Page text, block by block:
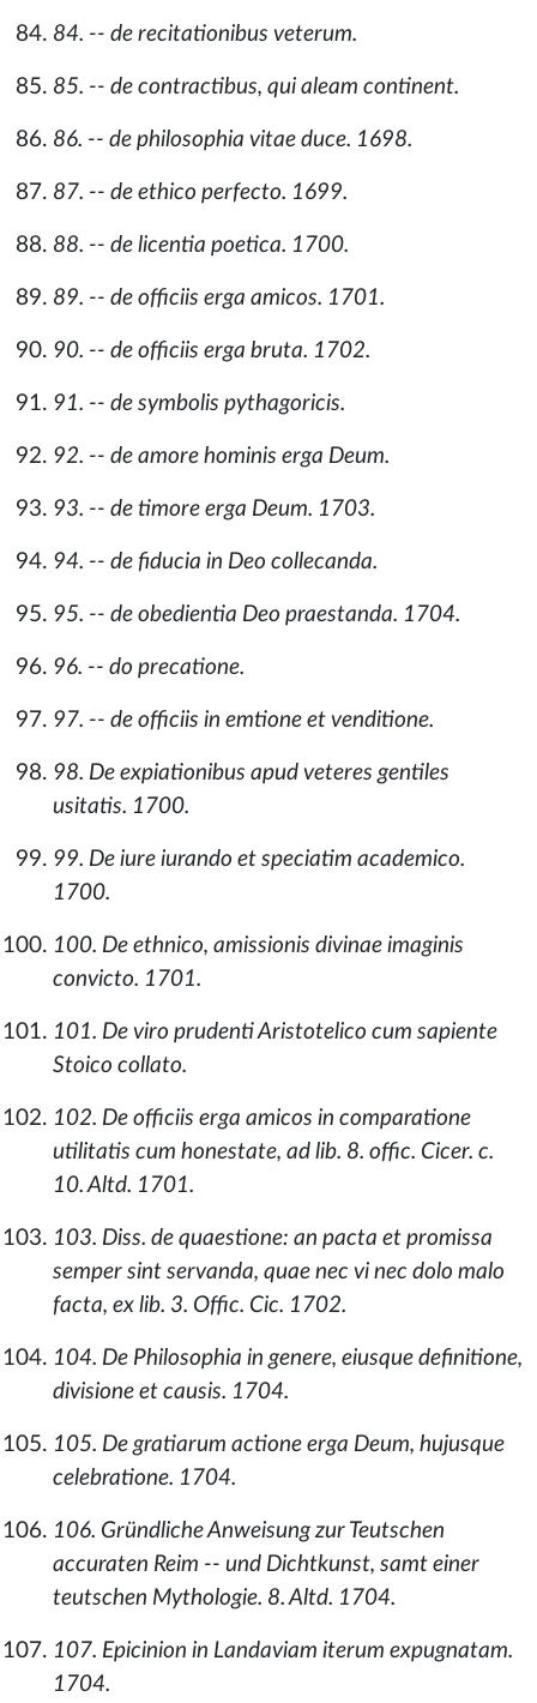
84. -- de recitationibus veterum.
85. -- de contractibus, qui aleam continent.
86. -- de philosophia vitae duce. 1698.
87. -- de ethico perfecto. 1699.
88. -- de licentia poetica. 1700.
89. -- de officiis erga amicos. 1701.
90. -- de officiis erga bruta. 1702.
91. -- de symbolis pythagoricis.
92. -- de amore hominis erga Deum.
93. -- de timore erga Deum. 1703.
94. -- de fiducia in Deo collecanda.
95. -- de obedientia Deo praestanda. 1704.
96. -- do precatione.
97. -- de officiis in emtione et venditione.
98. De expiationibus apud veteres gentiles
usitatis. 1700.
99. De iure iurando et speciatim academico.
1700.
100. De ethnico, amissionis divinae imaginis
convicto. 1701.
101. De viro prudenti Aristotelico cum sapiente
Stoico collato.
102. De officiis erga amicos in comparatione
utilitatis cum honestate, ad lib. 8. offic. Cicer. c.
10. Altd. 1701.
103. Diss. de quaestione: an pacta et promissa
semper sint servanda, quae nec vi nec dolo malo
facta, ex lib. 3. Offic. Cic. 1702.
104. De Philosophia in genere, eiusque definitione,
divisione et causis. 1704.
105. De gratiarum actione erga Deum, hujusque
celebratione. 1704.
106. Gründliche Anweisung zur Teutschen
accuraten Reim -- und Dichtkunst, samt einer
teutschen Mythologie. 8. Altd. 1704.
107. Epicinion in Landaviam iterum expugnatam.
1704.